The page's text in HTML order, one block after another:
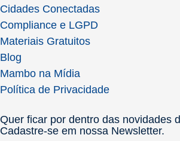
Cidades Conectadas
Compliance e LGPD
Materiais Gratuitos
Blog
Mambo na Mídia
Política de Privacidade
Quer ficar por dentro das novidades
Cadastre-se em nossa Newsletter.